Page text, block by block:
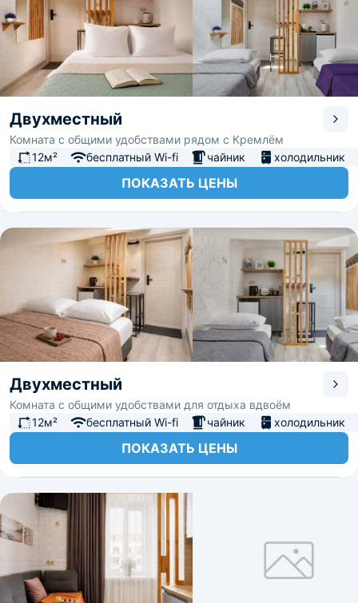
Двухместный
Комната с общими удобствами рядом с Кремлём
12м²
бесплатный Wi-fi чайник холодильник
ПОКАЗАТЬ ЦЕНЫ
Двухместный
Комната с общими удобствами для отдыха вдвоём
12м²
бесплатный Wi-fi чайник холодильник
ПОКАЗАТЬ ЦЕНЫ